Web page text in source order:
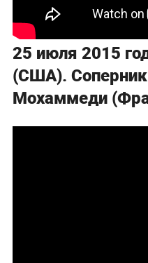
25 июля 2015
(США).
Мохаммеди